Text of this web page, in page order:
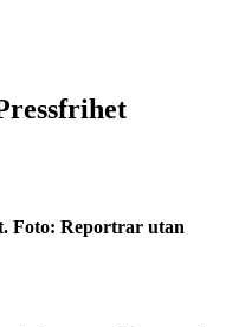
Foto: Reportrar utan